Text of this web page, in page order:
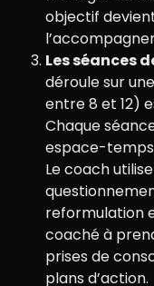
objectif
Les séances
déroule sur
entre 8 et 12)
Chaque
espace-temps
Le coach
reformulation
coaché à
prises de
plans d’action.